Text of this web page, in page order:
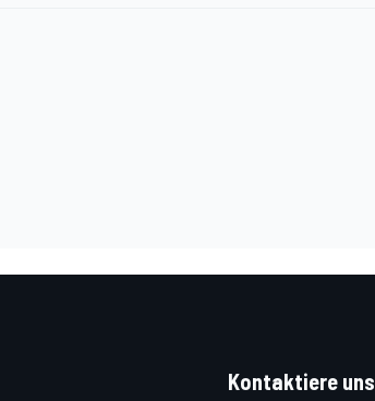
Kontaktiere uns